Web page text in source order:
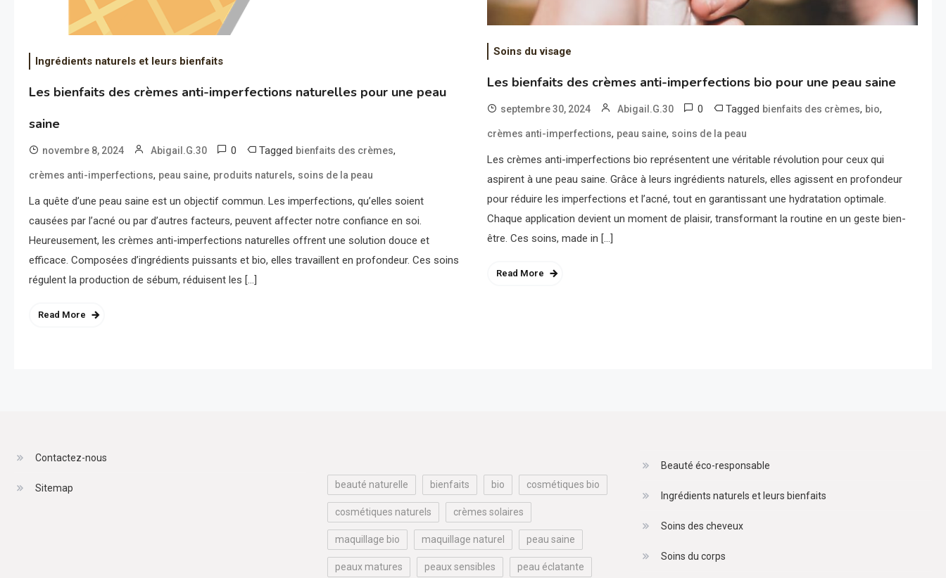
Ingrédients naturels et leurs bienfaits
Les bienfaits des crèmes anti-imperfections naturelles pour une peau
saine
novembre 8, 2024 Abigail.G.30 0 Tagged bienfaits des crèmes,
crèmes anti-imperfections, peau saine, produits naturels, soins de la peau
La quête d’une peau saine est un objectif commun. Les imperfections, qu’elles soient
causées par l’acné ou par d’autres facteurs, peuvent affecter notre confiance en soi.
Heureusement, les crèmes anti-imperfections naturelles offrent une solution douce et
efficace. Composées d’ingrédients puissants et bio, elles travaillent en profondeur. Ces soins
régulent la production de sébum, réduisent les […]
Read More
Soins du visage
Les bienfaits des crèmes anti-imperfections bio pour une peau saine
septembre 30, 2024 Abigail.G.30 0 Tagged bienfaits des crèmes, bio,
crèmes anti-imperfections, peau saine, soins de la peau
Les crèmes anti-imperfections bio représentent une véritable révolution pour ceux qui
aspirent à une peau saine. Grâce à leurs ingrédients naturels, elles agissent en profondeur
pour réduire les imperfections et l’acné, tout en garantissant une hydratation optimale.
Chaque application devient un moment de plaisir, transformant la routine en un geste bien-
être. Ces soins, made in […]
Read More
Contactez-nous
Sitemap beauté naturelle bienfaits bio cosmétiques bio
cosmétiques naturels crèmes solaires
maquillage bio maquillage naturel peau saine
peaux matures peaux sensibles peau éclatante
Beauté éco-responsable
Ingrédients naturels et leurs bienfaits
Soins des cheveux
Soins du corps